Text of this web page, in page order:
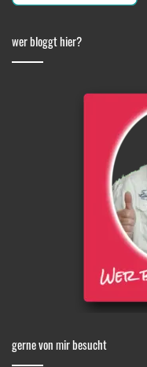
wer bloggt hier?
gerne von mir besucht